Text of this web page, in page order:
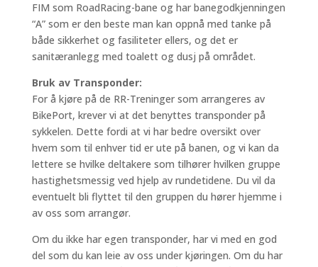
FIM som RoadRacing-bane og har banegodkjenningen
“A” som er den beste man kan oppnå med tanke på
både sikkerhet og fasiliteter ellers, og det er
sanitæranlegg med toalett og dusj på området.
Bruk av Transponder:
For å kjøre på de RR-Treninger som arrangeres av
BikePort, krever vi at det benyttes transponder på
sykkelen. Dette fordi at vi har bedre oversikt over
hvem som til enhver tid er ute på banen, og vi kan da
lettere se hvilke deltakere som tilhører hvilken gruppe
hastighetsmessig ved hjelp av rundetidene. Du vil da
eventuelt bli flyttet til den gruppen du hører hjemme i
av oss som arrangør.
Om du ikke har egen transponder, har vi med en god
del som du kan leie av oss under kjøringen. Om du har